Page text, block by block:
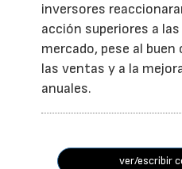
inversores
acción superiores a
mercado, pese al
las ventas y a la
anuales.
ver/escribir